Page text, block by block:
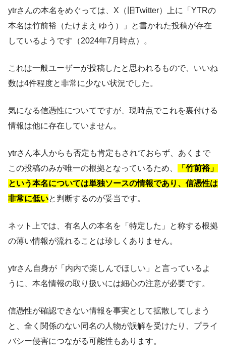
ytrさんの本名をめぐっては、X（旧Twitter）上に「YTRの
本名は竹前裕（たけまえ ゆう）」と書かれた投稿が存在
しているようです（2024年7月時点）。
これは一般ユーザーが投稿したと思われるもので、いいね
数は4件程度と非常に少ない状況でした。
気になる信憑性についてですが、現時点でこれを裏付ける
情報は他に存在していません。
ytrさん本人からも否定も肯定もされておらず、あくまで
この投稿のみが唯一の根拠となっているため、
「竹前裕」
という本名については単独ソースの情報であり、信憑性は
非常に低いと判断するのが妥当です。
ネット上では、有名人の本名を「特定した」と称する根拠
の薄い情報が流れることは珍しくありません。
ytrさん自身が「内内で楽しんでほしい」と言っているよ
うに、本名情報の取り扱いには細心の注意が必要です。
信憑性が確認できない情報を事実として拡散してしまう
と、全く関係のない同名の人物が誤解を受けたり、プライ
バシー侵害につながる可能性もあります。